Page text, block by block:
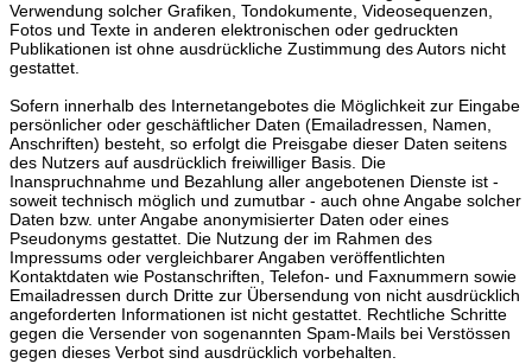
Verwendung solcher Grafiken, Tondokumente, Videosequenzen,
Fotos und Texte in anderen elektronischen oder gedruckten
Publikationen ist ohne ausdrückliche Zustimmung des Autors nicht
gestattet.
Sofern innerhalb des Internetangebotes die Möglichkeit zur Eingabe
persönlicher oder geschäftlicher Daten (Emailadressen, Namen,
Anschriften) besteht, so erfolgt die Preisgabe dieser Daten seitens
des Nutzers auf ausdrücklich freiwilliger Basis. Die
Inanspruchnahme und Bezahlung aller angebotenen Dienste ist -
soweit technisch möglich und zumutbar - auch ohne Angabe solcher
Daten bzw. unter Angabe anonymisierter Daten oder eines
Pseudonyms gestattet. Die Nutzung der im Rahmen des
Impressums oder vergleichbarer Angaben veröffentlichten
Kontaktdaten wie Postanschriften, Telefon- und Faxnummern sowie
Emailadressen durch Dritte zur Übersendung von nicht ausdrücklich
angeforderten Informationen ist nicht gestattet. Rechtliche Schritte
gegen die Versender von sogenannten Spam-Mails bei Verstössen
gegen dieses Verbot sind ausdrücklich vorbehalten.